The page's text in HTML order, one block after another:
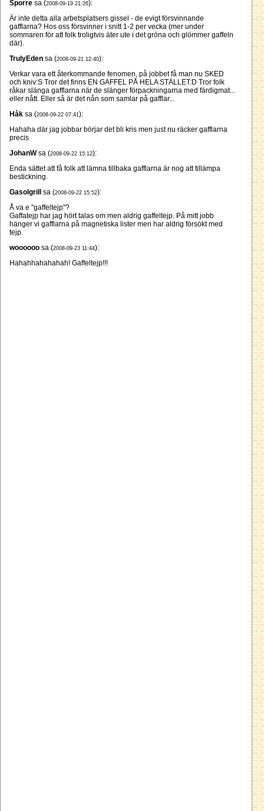
Sporre sa (2008-09-19 21:26):
Är inte detta alla arbetsplatsers gissel - de evigt försvinnande
gafflarna? Hos oss försvinner i snitt 1-2 per vecka (mer under
sommaren för att folk troligtvis äter ute i det gröna och glömmer gaffeln
där).
TrulyEden sa (2008-09-21 12:40):
Verkar vara ett återkommande fenomen, på jobbet få man nu SKED
och kniv:S Tror det finns EN GAFFEL PÅ HELA STÄLLET:D Tror folk
råkar slänga gafflarna när de slänger förpackningarna med färdigmat...
eller nått. Eller så är det nån som samlar på gafflar...
Håk sa (2008-09-22 07:41):
Hahaha där jag jobbar börjar det bli kris men just nu räcker gafflarna
precis
JohanWsa (2008-09-22 15:12):
Enda sättet att få folk att lämna tillbaka gafflarna är nog att tillämpa
bestickning.
Gasolgrill
sa (2008-09-22 15:52):
Å va e "gaffeltejp"?
Gaffatejp har jag hört talas om men aldrig gaffeltejp. På mitt jobb
hänger vi gafflarna på magnetiska lister men har aldrig försökt med
tejp.
woooooo sa (2008-09-23 11:44):
Hahahhahahahah! Gaffeltejp!!!